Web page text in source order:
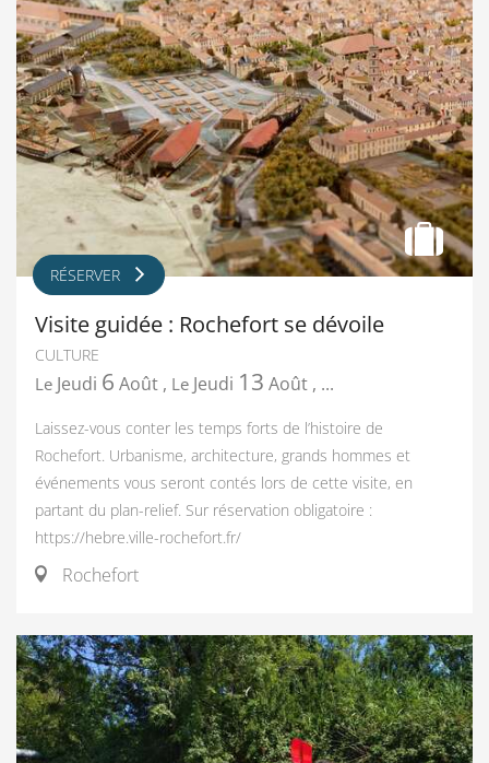
RÉSERVER
Visite guidée : Rochefort se dévoile
CULTURE
Le Jeudi 6 Août , Le Jeudi 13 Août , ...
Laissez-vous conter les temps forts de l’histoire de
Rochefort. Urbanisme, architecture, grands hommes et
événements vous seront contés lors de cette visite, en
partant du plan-relief. Sur réservation obligatoire :
https://hebre.ville-rochefort.fr/
Rochefort